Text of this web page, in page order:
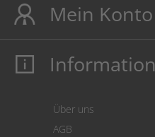
Mein Konto
Mein Konto
Information
Über uns
AGB